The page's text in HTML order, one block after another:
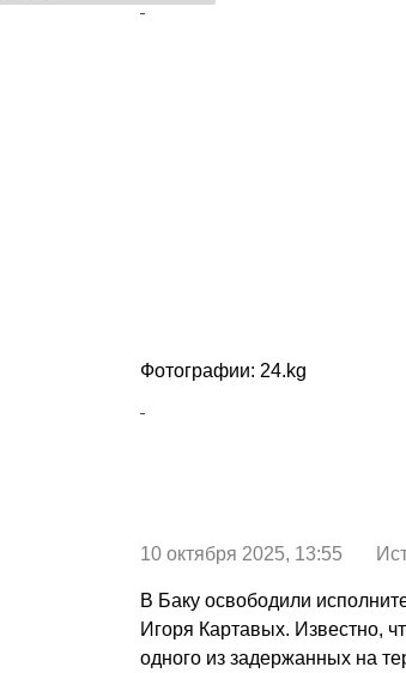
Фотографии: 24.kg
10 октября 2025, 13:55
В Баку освободили
Игоря Картавых. Известно,
одного из задержанных на